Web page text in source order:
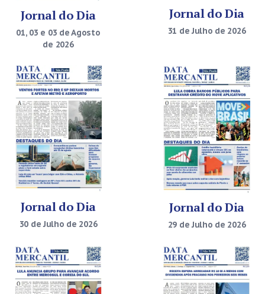
Jornal do Dia
01, 03 e 03 de Agosto
de 2026
Jornal do Dia
31 de Julho de 2026
Jornal do Dia
30 de Julho de 2026
Jornal do Dia
29 de Julho de 2026